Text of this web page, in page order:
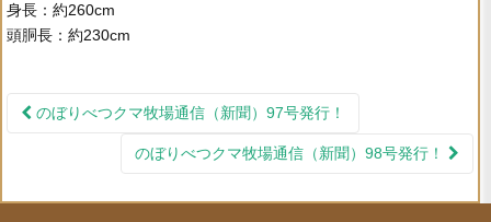
身長：約260cm
頭胴長：約230cm
投稿ナビゲーション
のぼりべつクマ牧場通信（新聞）97号発行！
のぼりべつクマ牧場通信（新聞）98号発行！